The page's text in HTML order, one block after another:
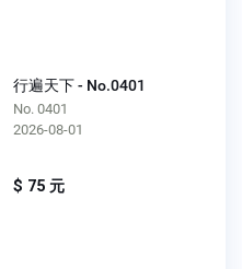
行遍天下 - No.0401
No. 0401
2026-08-01
$ 75 元